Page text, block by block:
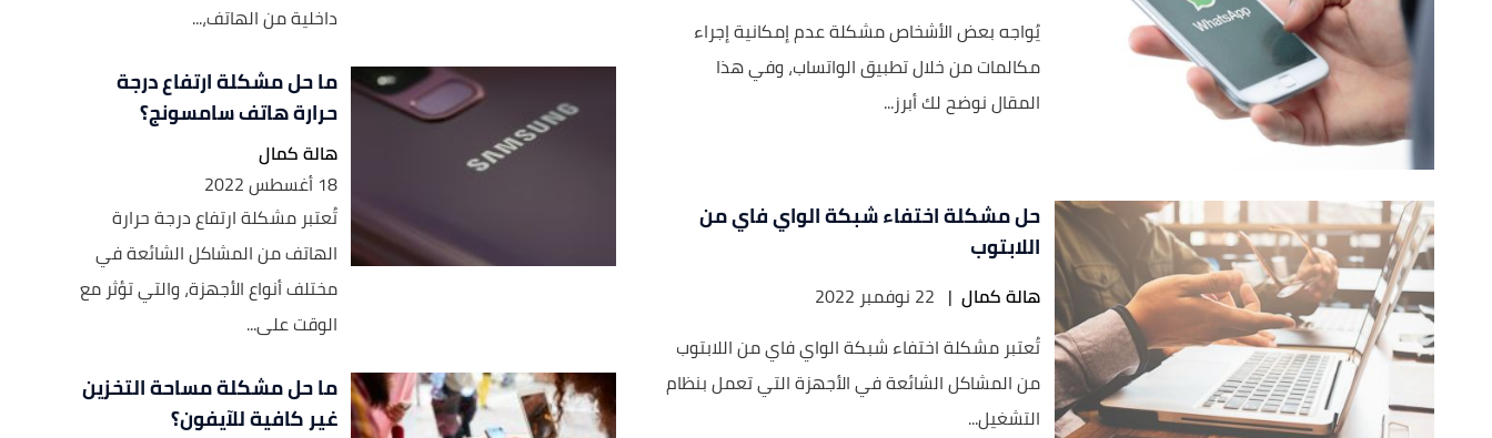
يُواجه بعض الأشخاص مشكلة عدم إمكانية إجراء
مكالمات من خلال تطبيق الواتساب، وفي هذا
المقال نوضح لك أبرز...
حل مشكلة اختفاء شبكة الواي فاي من
اللابتوب
هالة كمال | 22 نوفمبر 2022
تُعتبر مشكلة اختفاء شبكة الواي فاي من اللابتوب
من المشاكل الشائعة في الأجهزة التي تعمل بنظام
التشغيل...
داخلية من الهاتف،...
ما حل مشكلة ارتفاع درجة
حرارة هاتف سامسونج؟
هالة كمال
18 أغسطس 2022
تُعتبر مشكلة ارتفاع درجة حرارة
الهاتف من المشاكل الشائعة في
مختلف أنواع الأجهزة، والتي تؤثر مع
الوقت على...
ما حل مشكلة مساحة التخزين
غير كافية للآيفون؟